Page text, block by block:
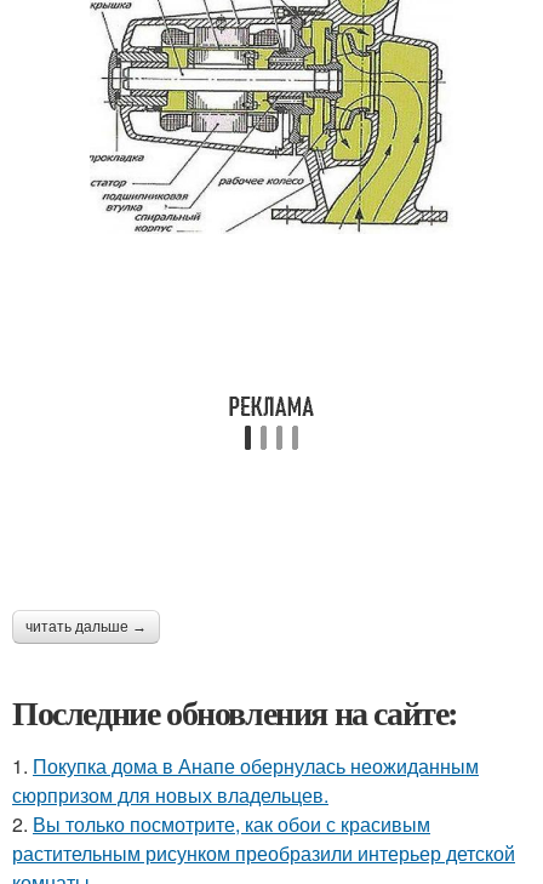
читать дальше →
Последние обновления на сайте:
1. Покупка дома в Анапе обернулась неожиданным
сюрпризом для новых владельцев.
2. Вы только посмотрите, как обои с красивым
растительным рисунком преобразили интерьер детской